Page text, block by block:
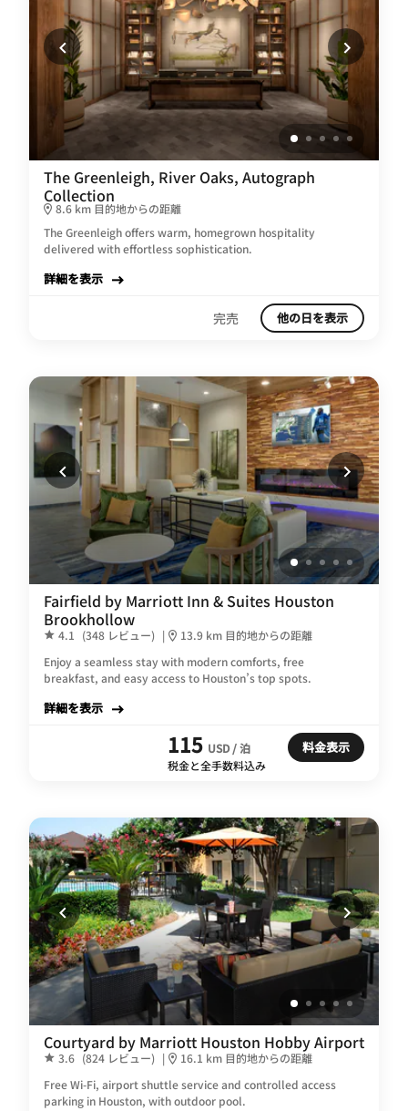
The Greenleigh, River Oaks, Autograph
Collection
8.6 km 目的地からの距離
The Greenleigh offers warm, homegrown hospitality
delivered with effortless sophistication.
詳細を表示
完売 他の日を表示
Fairfield by Marriott Inn & Suites Houston
Brookhollow
4.1 (348 レビュー) |
13.9 km 目的地からの距離
Enjoy a seamless stay with modern comforts, free
breakfast, and easy access to Houston’s top spots.
詳細を表示
115 USD / 泊
税金と全手数料込み
料金表示
Courtyard by Marriott Houston Hobby Airport
3.6 (824 レビュー) |
16.1 km 目的地からの距離
Free Wi-Fi, airport shuttle service and controlled access
parking in Houston, with outdoor pool.